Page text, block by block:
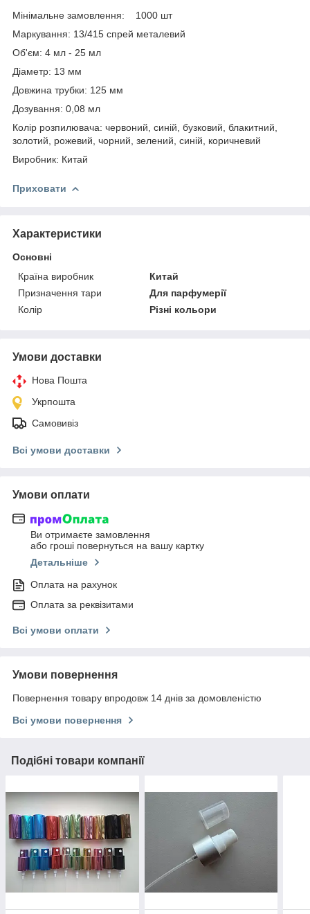
Мінімальне замовлення: 1000 шт
Маркування: 13/415 спрей металевий
Об'єм: 4 мл - 25 мл
Діаметр: 13 мм
Довжина трубки: 125 мм
Дозування: 0,08 мл
Колір розпилювача: червоний, синій, бузковий, блакитний,
золотий, рожевий, чорний, зелений, синій, коричневий
Виробник: Китай
Приховати
Характеристики
Основні
Країна виробник
Китай
Призначення тари
Для парфумерії
Колір
Різні кольори
Умови доставки
Нова Пошта
Укрпошта
Самовивіз
Всі умови доставки
Умови оплати
Ви отримаєте замовлення
або гроші повернуться на вашу картку
Детальніше
Оплата на рахунок
Оплата за реквізитами
Всі умови оплати
Умови повернення
Повернення товару впродовж 14 днів за домовленістю
Всі умови повернення
Подібні товари компанії